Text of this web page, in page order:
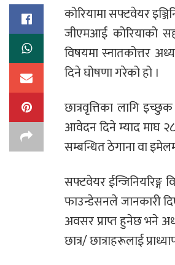
कोरियामा सफ्टवेयर
जीएमआई कोरियाको
विषयमा स्नातकोत्तर
दिने घोषणा गरेको हो ।
छात्रवृत्तिका लागि
आवेदन दिने म्याद माघ
सम्बन्धित ठेगाना वा
सफ्टवेयर ईन्जिनियरिङ्ग
फाउन्डेसनले जानकारी
अवसर प्राप्त हुनेछ भने
छात्र/ छात्राहरूलाई